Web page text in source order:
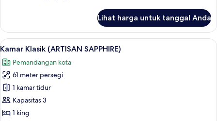
Kamar
(PALATIAL
NOIRE
Lihat harga untuk tanggal Anda
Lihat
semua
foto
untuk
Kamar
Klasik
(ARTISAN
Kamar Klasik (ARTISAN SAPPHIRE)
8
Kamar Klasik (ARTISAN SAPPHIRE)
Pemandangan kota
61 meter persegi
1 kamar tidur
Kapasitas 3
1 king